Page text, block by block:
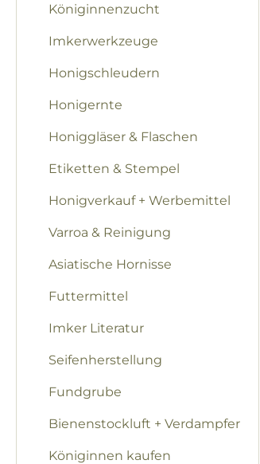
Königinnenzucht
Imkerwerkzeuge
Honigschleudern
Honigernte
Honiggläser & Flaschen
Etiketten & Stempel
Honigverkauf + Werbemittel
Varroa & Reinigung
Asiatische Hornisse
Futtermittel
Imker Literatur
Seifenherstellung
Fundgrube
Bienenstockluft + Verdampfer
Königinnen kaufen